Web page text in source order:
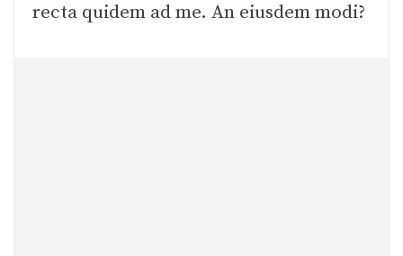
recta quidem ad me. An eiusdem modi?